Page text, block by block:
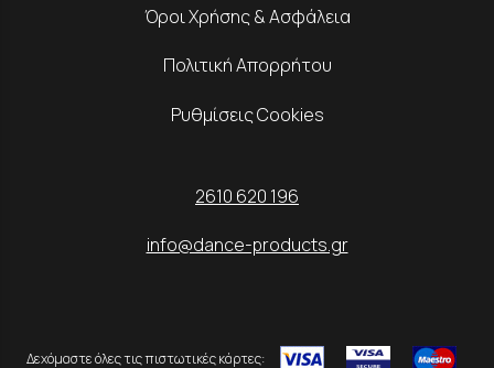
Όροι Χρήσης & Ασφάλεια
Πολιτική Απορρήτου
Ρυθμίσεις Cookies
2610 620 196
info@dance-products.gr
Δεχόμαστε όλες τις πιστωτικές κάρτες: